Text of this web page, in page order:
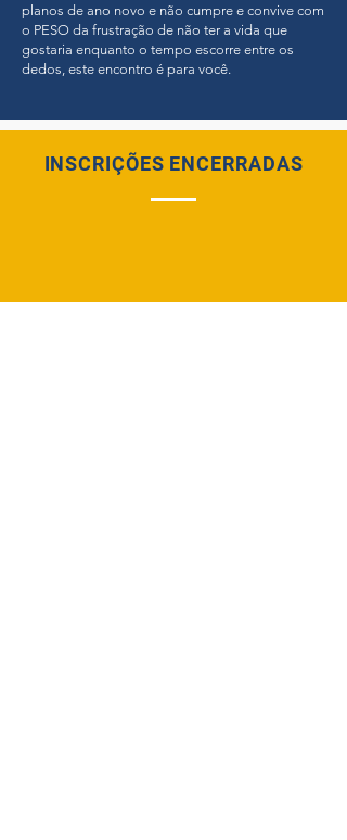
planos de ano novo e não cumpre e convive com
o PESO da frustração de não ter a vida que
gostaria enquanto o tempo escorre entre os
dedos, este encontro é para você.
INSCRIÇÕES ENCERRADAS